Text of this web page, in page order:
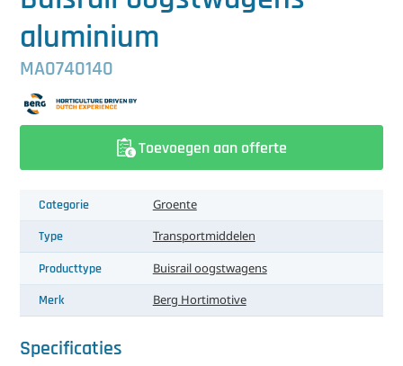
Koeling
Ontvochtiging
Reinigingsmachines
Sorteermachines
Teeltwisseling
Ventilatoren
Laatst toegevoegd
aluminium
MA0740140
Toevoegen aan offerte
Categorie Groente
Type Transportmiddelen
Producttype Buisrail oogstwagens
Merk Berg Hortimotive
Specificaties